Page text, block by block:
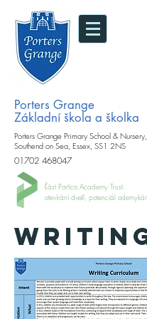
Porters Grange
Základní škola a školka
Porters Grange Primary School &
Southend on Sea, Essex, SS1 2NS
01702 468047
Část Portico Academy Trust.
otevírání dveří, potenciál